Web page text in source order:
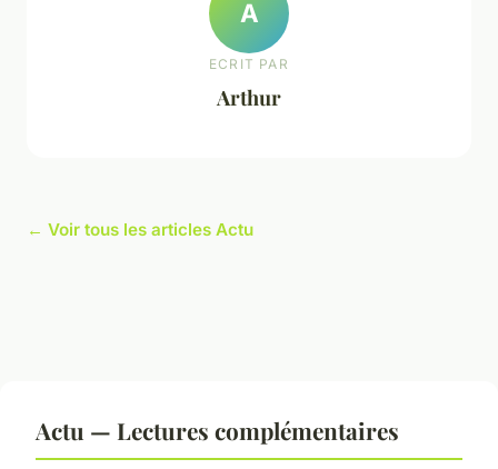
A
ECRIT PAR
Arthur
← Voir tous les articles Actu
Actu — Lectures complémentaires